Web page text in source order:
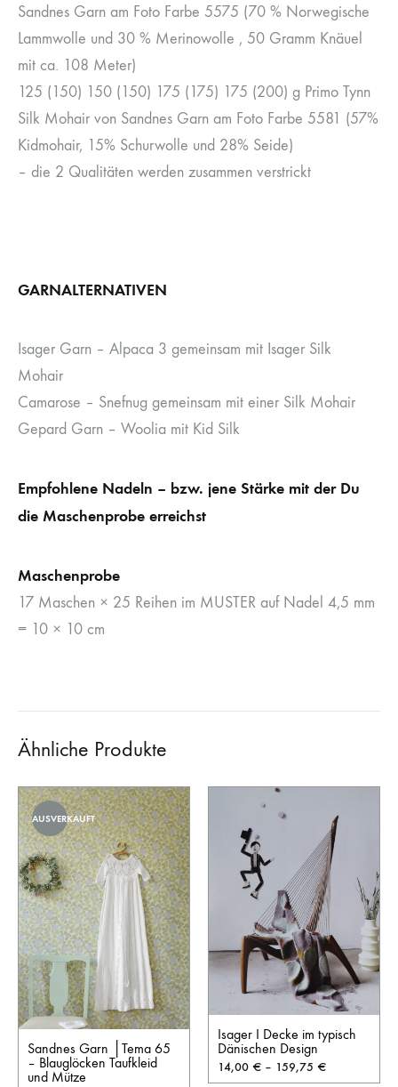
Sandnes Garn am Foto Farbe 5575 (70 % Norwegische
Lammwolle und 30 % Merinowolle , 50 Gramm Knäuel
mit ca. 108 Meter)
125 (150) 150 (150) 175 (175) 175 (200) g Primo Tynn
Silk Mohair von Sandnes Garn am Foto Farbe 5581 (57%
Kidmohair, 15% Schurwolle und 28% Seide)
– die 2 Qualitäten werden zusammen verstrickt
GARNALTERNATIVEN
Isager Garn – Alpaca 3 gemeinsam mit Isager Silk
Mohair
Camarose – Snefnug gemeinsam mit einer Silk Mohair
Gepard Garn – Woolia mit Kid Silk
Empfohlene Nadeln – bzw. jene Stärke mit der Du
die Maschenprobe erreichst
Maschenprobe
17 Maschen × 25 Reihen im MUSTER auf Nadel 4,5 mm
= 10 × 10 cm
Ähnliche Produkte
AUSVERKAUFT
Sandnes Garn │Tema 65
– Blauglöcken Taufkleid
und Mütze
Isager I Decke im typisch
Dänischen Design
14,00 € – 159,75 €